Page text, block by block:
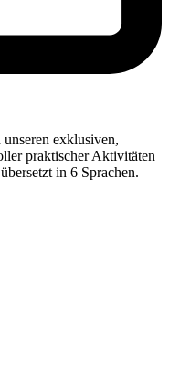
exklusiven,
praktischer Aktivitäten
in 6 Sprachen.